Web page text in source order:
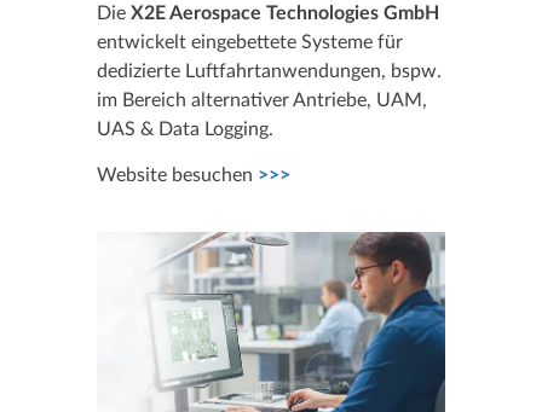
Die X2E Aerospace Technologies GmbH
entwickelt eingebettete Systeme für
dedizierte Luftfahrt­anwendungen, bspw.
im Bereich alternativer Antriebe, UAM,
UAS & Data Logging.
Website besuchen >>>